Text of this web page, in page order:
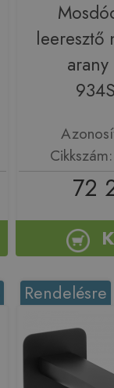
leeresztő
72
Rendelésre